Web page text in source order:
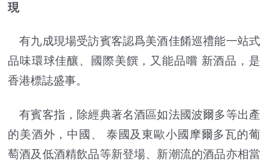
現
有九成現場受訪賓客認爲美酒佳餚巡禮能一站式
品味環球佳釀、國際美饌，又能品嚐 新酒品，是
香港標誌盛事。
有賓客指，除經典著名酒區如法國波爾多等出產
的美酒外，中國、 泰國及東歐小國摩爾多瓦的葡
萄酒及低酒精飲品等新登場、新潮流的酒品亦相當